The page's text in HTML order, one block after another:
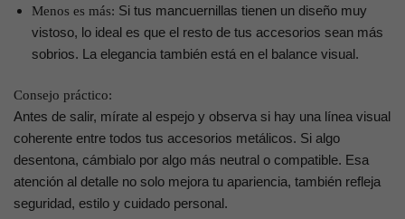
Menos es más: Si tus mancuernillas tienen un diseño muy
vistoso, lo ideal es que el resto de tus accesorios sean más
sobrios. La elegancia también está en el balance visual.
Consejo práctico:
Antes de salir, mírate al espejo y observa si hay una línea visual
coherente entre todos tus accesorios metálicos. Si algo
desentona, cámbialo por algo más neutral o compatible. Esa
atención al detalle no solo mejora tu apariencia, también refleja
seguridad, estilo y cuidado personal.